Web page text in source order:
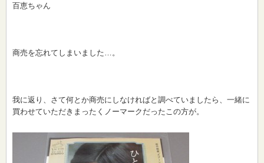
百恵ちゃん
商売を忘れてしまいました…。
我に返り、さて何とか商売にしなければと調べていましたら、一緒に
買わせていただきまったくノーマークだったこの方が。